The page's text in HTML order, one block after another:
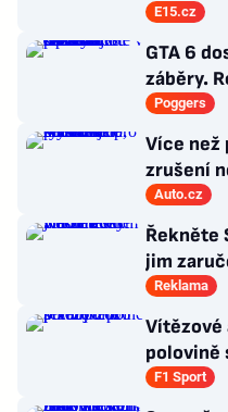
proti
E15.cz
GTA 6
záběry.
Poggers
Více než
zrušení
řekla, co
Auto.cz
Řekněte
jim
Reklama
Vítězové
polovině
F1 Sport